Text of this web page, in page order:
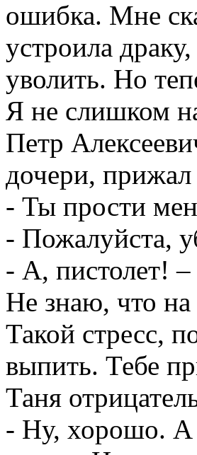
ошибка. Мне
устроила
уволить. Но
Я не слишком
Петр
дочери, прижал
- Ты прости
- Пожалуйста,
- А, пистолет!
Не знаю, что
Такой стресс,
выпить. Тебе
Таня
- Ну, хорошо. А